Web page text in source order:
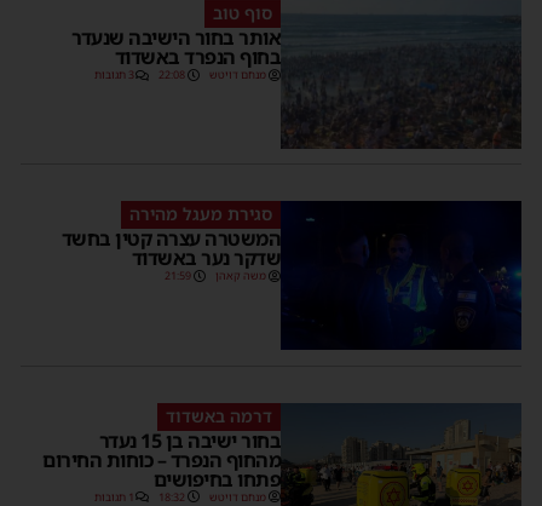
סוף טוב
אותר בחור הישיבה שנעדר
בחוף הנפרד באשדוד
מנחם דויטש 22:08 3 תגובות
סגירת מעגל מהירה
המשטרה עצרה קטין בחשד
שדקר נער באשדוד
משה קאהן 21:59
דרמה באשדוד
בחור ישיבה בן 15 נעדר
מהחוף הנפרד – כוחות החירום
פתחו בחיפושים
מנחם דויטש 18:32 1 תגובות